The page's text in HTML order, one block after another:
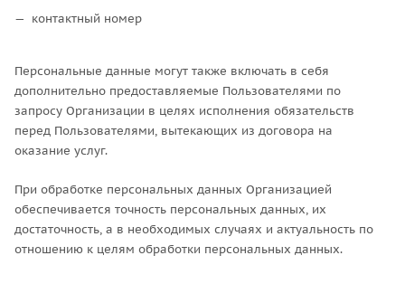
контактный номер
Персональные данные могут также включать в себя
дополнительно предоставляемые Пользователями по
запросу Организации в целях исполнения обязательств
перед Пользователями, вытекающих из договора на
оказание услуг.
При обработке персональных данных Организацией
обеспечивается точность персональных данных, их
достаточность, а в необходимых случаях и актуальность по
отношению к целям обработки персональных данных.